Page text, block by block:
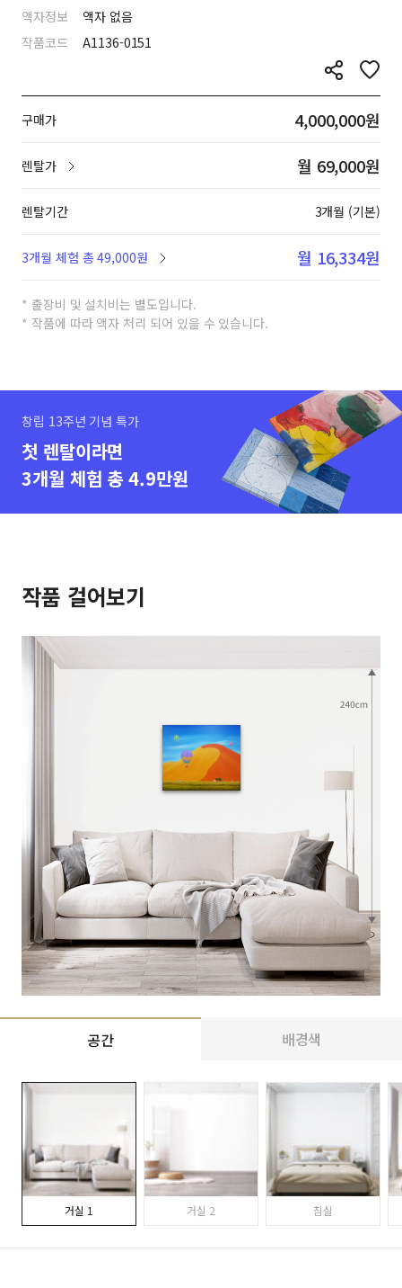
액자정보
액자 없음
작품코드
A1136-0151
구매가 4,000,000원
렌탈가 월 69,000원
렌탈기간 3개월 (기본)
3개월 체험 총 49,000원 월 16,334원
* 출장비 및 설치비는 별도입니다.
* 작품에 따라 액자 처리 되어 있을 수 있습니다.
창립 13주년 기념 특가
첫 렌탈이라면
3개월 체험 총 4.9만원
작품 걸어보기
공간 배경색
거실 1 거실 2 침실